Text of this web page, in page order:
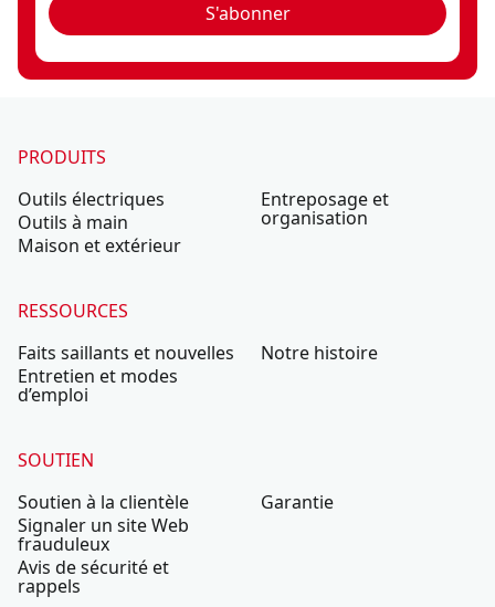
S'abonner
PRODUITS
Outils électriques
Outils à main
Maison et extérieur
Entreposage et
organisation
RESSOURCES
Faits saillants et nouvelles
Entretien et modes
d’emploi
Notre histoire
SOUTIEN
Soutien à la clientèle
Signaler un site Web
frauduleux
Avis de sécurité et
rappels
Garantie